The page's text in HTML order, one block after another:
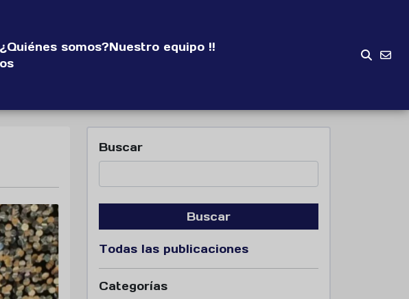
somos?Nuestro equipo !!
Buscar
Buscar
Todas las publicaciones
Categorías